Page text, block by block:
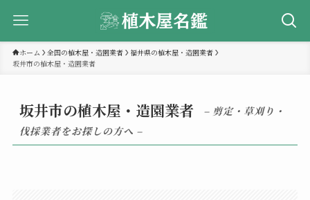
ホーム 全国の植木屋・造園業者
福井県の植木屋・造園業者
坂井市の植木屋・造園業者
坂井市の植木屋・造園業者
– 剪定・草刈り・
伐採業者をお探しの方へ –